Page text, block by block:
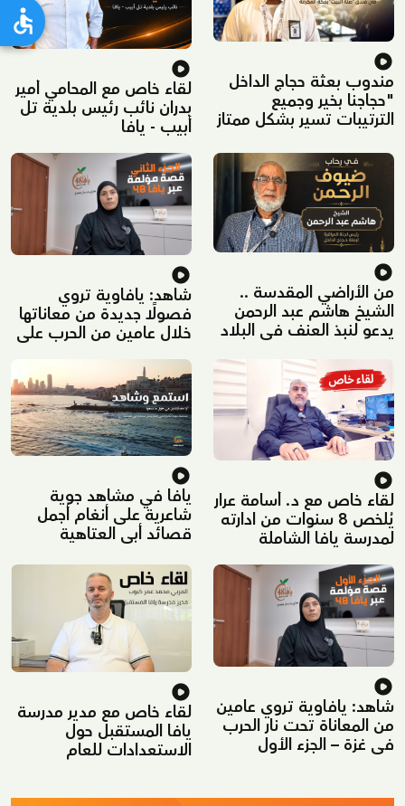
مندوب بعثة حجاج الداخل
"حجاجنا بخير وجميع
الترتيبات تسير بشكل ممتاز
لقاء خاص مع المحامي أمير
بدران نائب رئيس بلدية تل
أبيب - يافا
من الأراضي المقدسة ..
الشيخ هاشم عبد الرحمن
يدعو لنبذ العنف في البلاد
شاهد: يافاوية تروي
فصولًا جديدة من معاناتها
خلال عامين من الحرب على
لقاء خاص مع د. أسامة عرار
يُلخص 8 سنوات من ادارته
لمدرسة يافا الشاملة
يافا في مشاهد جوية
شاعرية على أنغام أجمل
قصائد أبي العتاهية
شاهد: يافاوية تروي عامين
من المعاناة تحت نار الحرب
في غزة – الجزء الأول
لقاء خاص مع مدير مدرسة
يافا المستقبل حول
الاستعدادات للعام